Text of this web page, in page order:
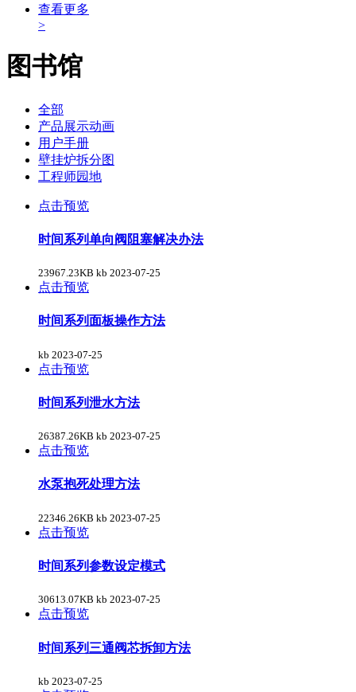
查看更多
>
图书馆
全部
产品展示动画
用户手册
壁挂炉拆分图
工程师园地
点击预览
时间系列单向阀阻塞解决办法
23967.23KB kb 2023-07-25
点击预览
时间系列面板操作方法
kb 2023-07-25
点击预览
时间系列泄水方法
26387.26KB kb 2023-07-25
点击预览
水泵抱死处理方法
22346.26KB kb 2023-07-25
点击预览
时间系列参数设定模式
30613.07KB kb 2023-07-25
点击预览
时间系列三通阀芯拆卸方法
kb 2023-07-25